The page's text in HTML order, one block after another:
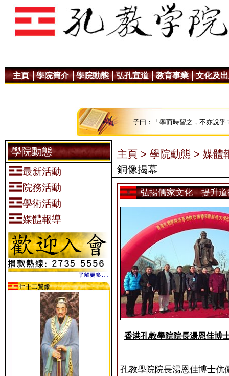
主頁 學院簡介 學院動態 弘孔宣道 教育事業 文化及
子曰：「學而時習之，不亦說
學院動態
最新活動
院務活動
學術活動
媒體報導
主頁 > 學院動態 > 媒體
銅像揭幕
弘揚儒家文化 提升
香港孔教學院院長湯恩佳博
孔教學院院長湯恩佳博士伉